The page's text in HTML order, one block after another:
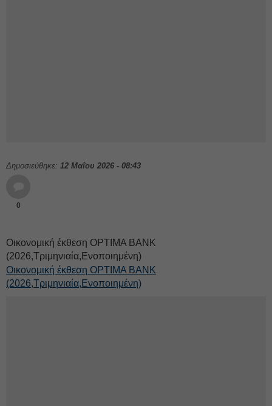
Δημοσιεύθηκε: 12 Μαΐου 2026 - 08:43
0
Οικονομική έκθεση OPTIMA BANK
(2026,Τριμηνιαία,Ενοποιημένη)
Οικονομική έκθεση OPTIMA BANK
(2026,Τριμηνιαία,Ενοποιημένη)